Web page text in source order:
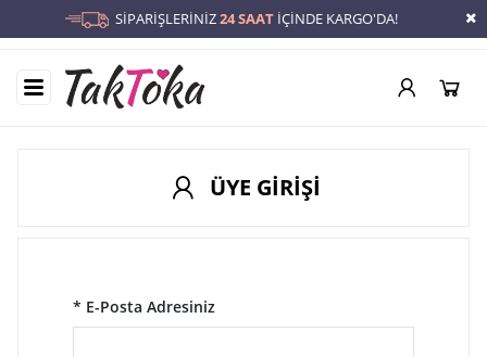
SİPARİŞLERİNİZ24 SAATİÇİNDE KARGO'DA!
ÜYE GİRİŞİ
* E-Posta Adresiniz